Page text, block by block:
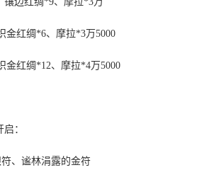
金红绸*6、摩拉*3万5000
金红绸*12、摩拉*4万5000
：
、谧林涓露的金符